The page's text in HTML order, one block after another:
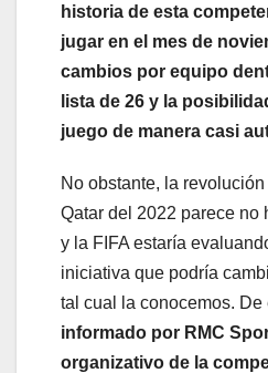
historia de esta
jugar en el mes de
cambios por equipo
lista de 26 y la
juego de manera casi
No obstante, la
Qatar del 2022 parece no
y la FIFA estaría
iniciativa que podría
tal cual la conocemos. De
informado por RMC
organizativo de la